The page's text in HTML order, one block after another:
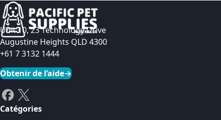
Voir le produit
Unit 10, 23 Technology Drive
Augustine Heights QLD 4300
+61 7 3132 1444
Obtenir de l’aide→
Catégories